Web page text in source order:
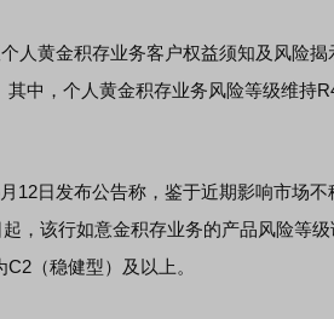
人黄金积存业务客户权益须知及风险
中，个人黄金积存业务风险等级维持
12日发布公告称，鉴于近期影响市场
，该行如意金积存业务的产品风险等
（稳健型）及以上。